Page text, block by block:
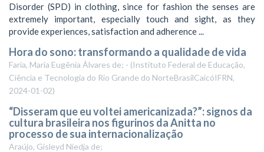
Disorder (SPD) in clothing, since for fashion the senses are
extremely important, especially touch and sight, as they
provide experiences, satisfaction and adherence ...
Hora do sono: transformando a qualidade de vida
Faria, Maria Eugênia Álvares de; - (Instituto Federal de Educação,
Ciência e Tecnologia do Rio Grande do NorteBrasilCaicóIFRN,
2024-01-02)
“Disseram que eu voltei americanizada?”: signos da
cultura brasileira nos figurinos da Anitta no
processo de sua internacionalização
Araújo, Gisleyd Niedja de;